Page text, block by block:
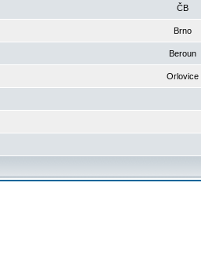
ČB
Brno
Beroun
Orlovice